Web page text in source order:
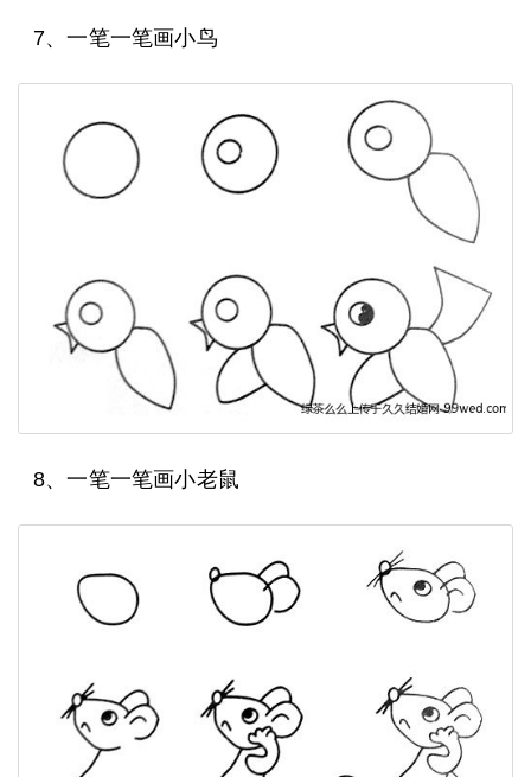
7、一笔一笔画小鸟
8、一笔一笔画小老鼠